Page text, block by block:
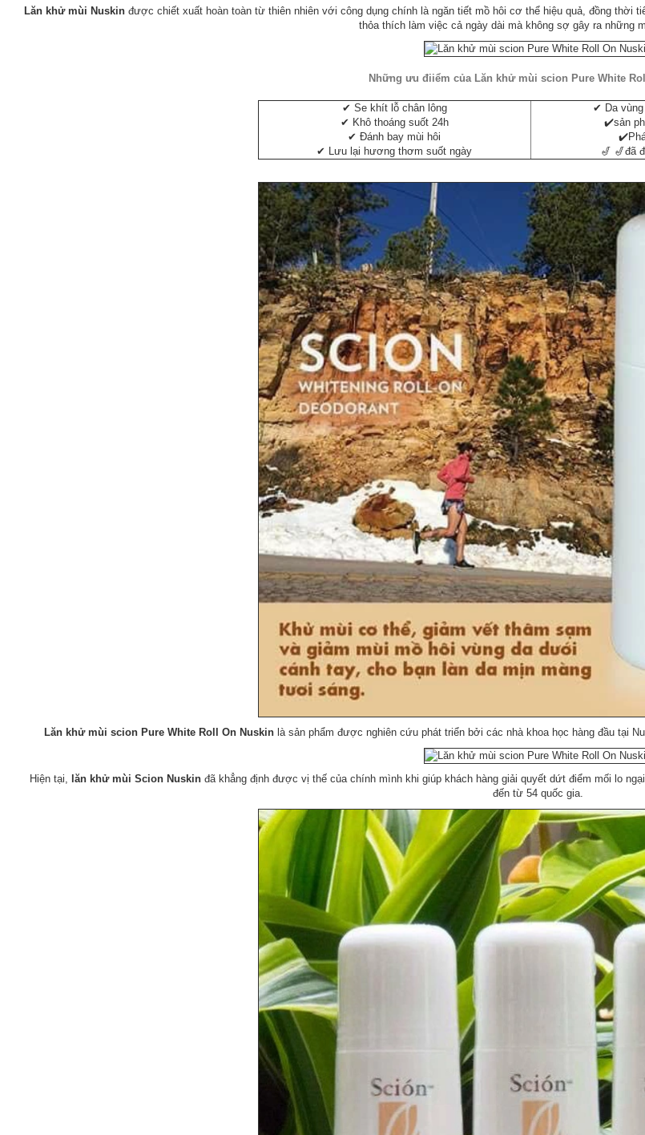
Lăn khử mùi Nuskin được chiết xuất hoàn toàn từ thiên nhiên với công dụng chính là ngăn tiết mồ hôi cơ thể hiệu quả, đồng thời
thỏa thích làm việc cả ngày dài mà không sợ gây ra những
Những ưu điiểm của Lăn khử mùi scion Pure White
✔ Se khít lỗ chân lông
✔ Khô thoáng suốt 24h
✔ Đánh bay mùi hôi
✔ Lưu lại hương thơm suốt ngày
✔ Da
✔️sản
🎷 🎷đã
Lăn khử mùi scion Pure White Roll On Nuskinlà sản phẩm được nghiên cứu phát triển bởi các nhà khoa học hàng đầu tại
Hiện tại, lăn khử mùi Scion Nuskin đã khẳng định được vị thế của chính mình khi giúp khách hàng giải quyết dứt điểm mối lo
đến từ 54 quốc gia.